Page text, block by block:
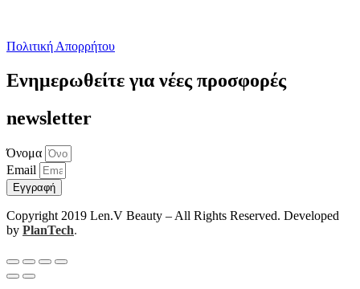
Πολιτική Απορρήτου
Ενημερωθείτε για νέες προσφορές
newsletter
Όνομα
Email
Εγγραφή
Copyright 2019 Len.V Beauty – All Rights Reserved. Developed
by PlanTech.